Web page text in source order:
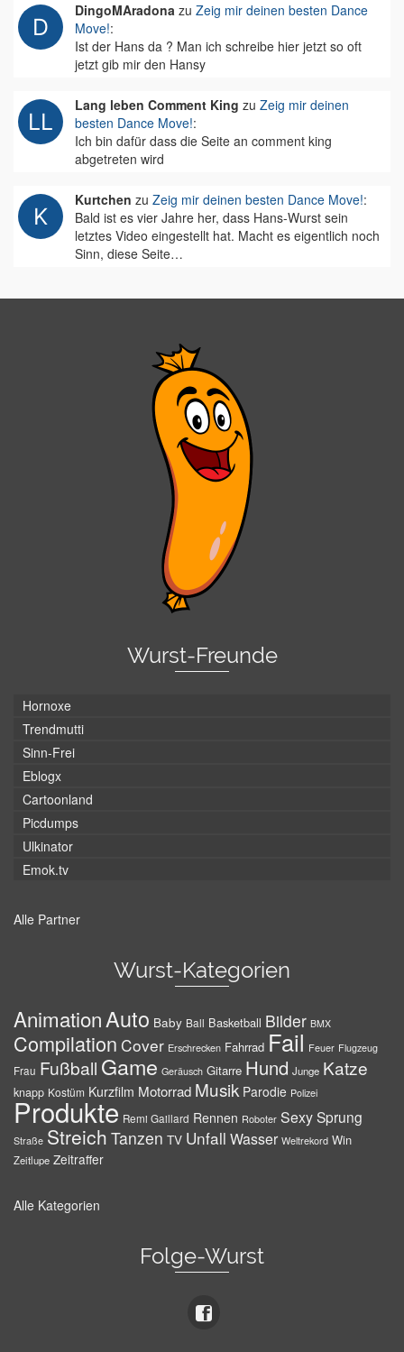
DingoMAradona zu Zeig mir deinen besten Dance
Move!:
Ist der Hans da ? Man ich schreibe hier jetzt so oft
jetzt gib mir den Hansy
Lang leben Comment King zu Zeig mir deinen
besten Dance Move!:
Ich bin dafür dass die Seite an comment king
abgetreten wird
Kurtchen zu Zeig mir deinen besten Dance Move!:
Bald ist es vier Jahre her, dass Hans-Wurst sein
letztes Video eingestellt hat. Macht es eigentlich noch
Sinn, diese Seite…
Wurst-Freunde
Hornoxe
Trendmutti
Sinn-Frei
Eblogx
Cartoonland
Picdumps
Ulkinator
Emok.tv
Alle Partner
Wurst-Kategorien
AnimationAuto Baby Ball Basketball Bilder BMX
Compilation Cover Erschrecken Fahrrad Fail Feuer Flugzeug
Frau Fußball Game Geräusch Gitarre Hund Junge Katze
knapp Kostüm Kurzfilm Motorrad Musik Parodie Polizei
Produkte Remi Gaillard Rennen Roboter SexySprung
Straße Streich Tanzen TV Unfall Wasser Weltrekord Win
Zeitlupe Zeitraffer
Alle Kategorien
Folge-Wurst